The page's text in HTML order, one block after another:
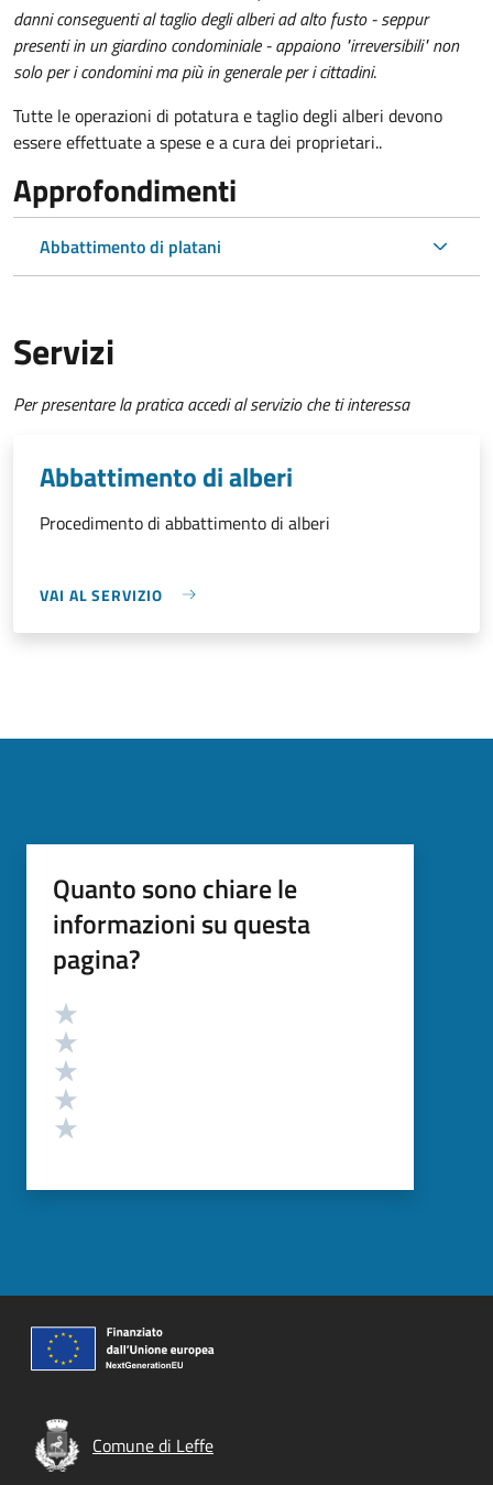
danni conseguenti al taglio degli alberi ad alto fusto - seppur
presenti in un giardino condominiale - appaiono "irreversibili" non
solo per i condomini ma più in generale per i cittadini.
Tutte le operazioni di potatura e taglio degli alberi devono
essere effettuate a spese e a cura dei proprietari..
Approfondimenti
Abbattimento di platani
Servizi
Per presentare la pratica accedi al servizio che ti interessa
Abbattimento di alberi
Procedimento di abbattimento di alberi
VAI AL SERVIZIO
Quanto sono chiare le
informazioni su questa
pagina?
Valutazione
Comune di Leffe